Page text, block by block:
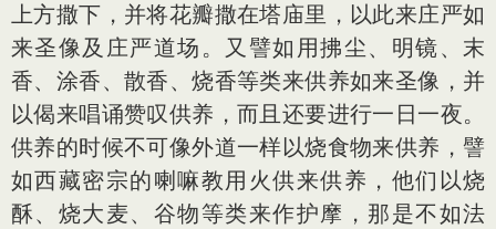
上方撒下，并将花瓣撒在塔庙里，以此来庄严如
来圣像及庄严道场。又譬如用拂尘、明镜、末
香、涂香、散香、烧香等类来供养如来圣像，并
以偈来唱诵赞叹供养，而且还要进行一日一夜。
供养的时候不可像外道一样以烧食物来供养，譬
如西藏密宗的喇嘛教用火供来供养，他们以烧
酥、烧大麦、谷物等类来作护摩，那是不如法